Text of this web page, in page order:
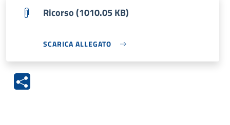
Ricorso​​ (1010.05 KB)
SCARICA ALLEGATO